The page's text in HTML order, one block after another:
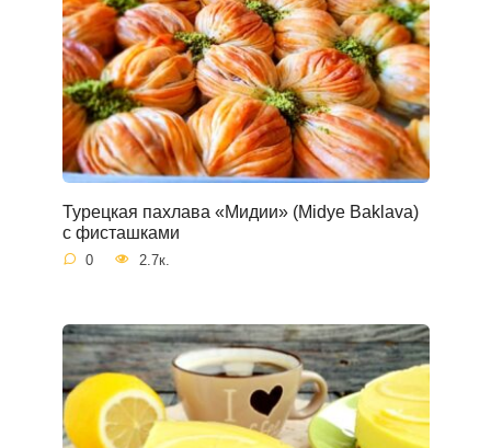
Турецкая пахлава «Мидии» (Midye Baklava)
с фисташками
0 2.7к.